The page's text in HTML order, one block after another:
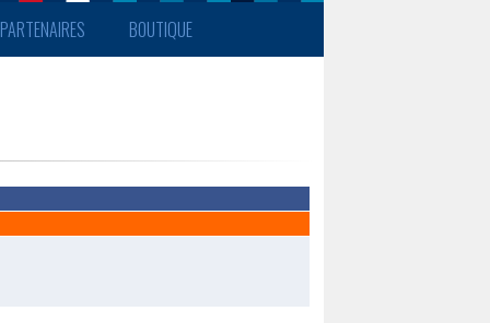
PARTENAIRES BOUTIQUE